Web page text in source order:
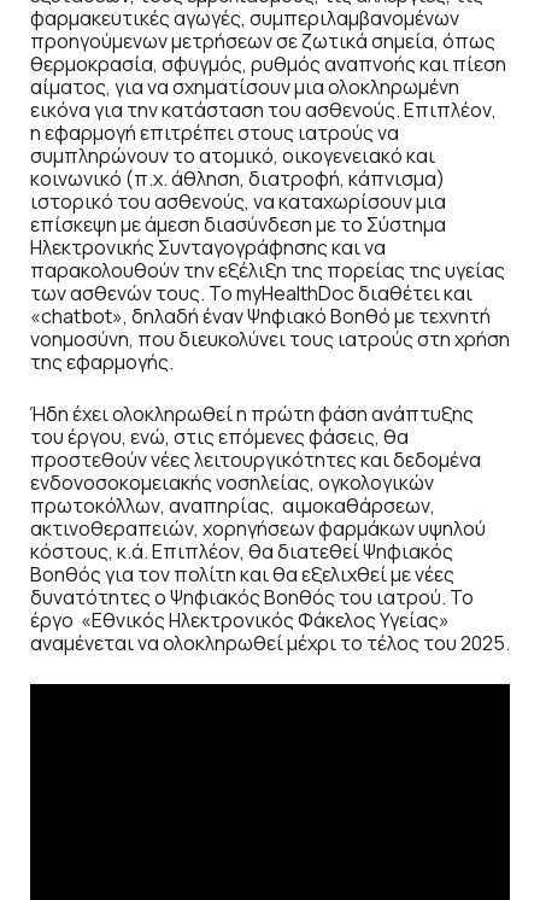
φαρμακευτικές αγωγές, συμπεριλαμβανομένων
προηγούμενων μετρήσεων σε ζωτικά σημεία, όπως
θερμοκρασία, σφυγμός, ρυθμός αναπνοής και πίεση
αίματος, για να σχηματίσουν μια ολοκληρωμένη
εικόνα για την κατάσταση του ασθενούς. Επιπλέον,
η εφαρμογή επιτρέπει στους ιατρούς να
συμπληρώνουν το ατομικό, οικογενειακό και
κοινωνικό (π.χ. άθληση, διατροφή, κάπνισμα)
ιστορικό του ασθενούς, να καταχωρίσουν μια
επίσκεψη με άμεση διασύνδεση με το Σύστημα
Ηλεκτρονικής Συνταγογράφησης και να
παρακολουθούν την εξέλιξη της πορείας της υγείας
των ασθενών τους. Το myHealthDoc διαθέτει και
«chatbot», δηλαδή έναν Ψηφιακό Βοηθό με τεχνητή
νοημοσύνη, που διευκολύνει τους ιατρούς στη χρήση
της εφαρμογής.
Ήδη έχει ολοκληρωθεί η πρώτη φάση ανάπτυξης
του έργου, ενώ, στις επόμενες φάσεις, θα
προστεθούν νέες λειτουργικότητες και δεδομένα
ενδονοσοκομειακής νοσηλείας, ογκολογικών
πρωτοκόλλων, αναπηρίας, αιμοκαθάρσεων,
ακτινοθεραπειών, χορηγήσεων φαρμάκων υψηλού
κόστους, κ.ά. Επιπλέον, θα διατεθεί Ψηφιακός
Βοηθός για τον πολίτη και θα εξελιχθεί με νέες
δυνατότητες ο Ψηφιακός Βοηθός του ιατρού. Το
έργο «Εθνικός Ηλεκτρονικός Φάκελος Υγείας»
αναμένεται να ολοκληρωθεί μέχρι το τέλος του 2025.